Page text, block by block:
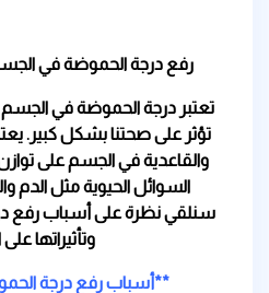
رفع درجة الحموضة في
تعتبر درجة الحموضة في الجسم
تؤثر على صحتنا بشكل كبير.
والقاعدية في الجسم على
السوائل الحيوية مثل الدم
سنلقي نظرة على أسباب رفع
وتأثيراتها
**أسباب رفع درجة